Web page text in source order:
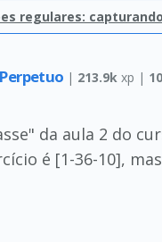
regulares:
| 213.9k xp |
da aula 2 do
é [1-36-10],